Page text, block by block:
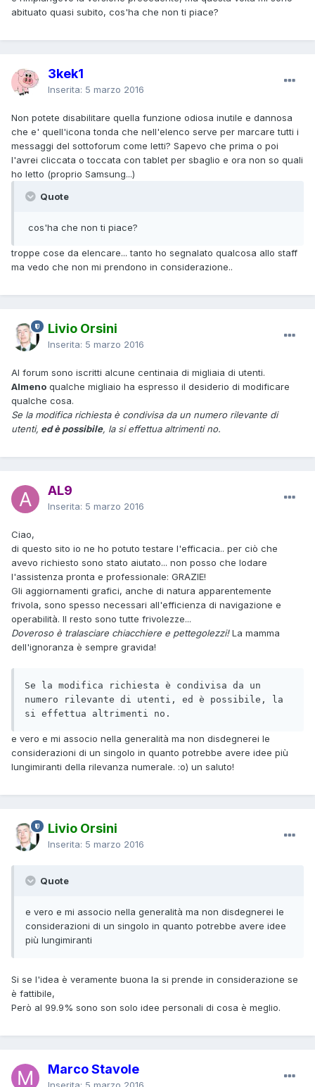
abituato quasi subito, cos'ha che non ti piace?
3kek1
Inserita: 5 marzo 2016
Non potete disabilitare quella funzione odiosa inutile e dannosa
che e' quell'icona tonda che nell'elenco serve per marcare tutti i
messaggi del sottoforum come letti? Sapevo che prima o poi
l'avrei cliccata o toccata con tablet per sbaglio e ora non so quali
ho letto (proprio Samsung...)
Quote
cos'ha che non ti piace?
troppe cose da elencare... tanto ho segnalato qualcosa allo staff
ma vedo che non mi prendono in considerazione..
Livio Orsini
Inserita: 5 marzo 2016
Al forum sono iscritti alcune centinaia di migliaia di utenti.
Almeno qualche migliaio ha espresso il desiderio di modificare
qualche cosa.
Se la modifica richiesta è condivisa da un numero rilevante di
utenti, ed è possibile, la si effettua altrimenti no.
AL9
Inserita: 5 marzo 2016
Ciao,
di questo sito io ne ho potuto testare l'efficacia.. per ciò che
avevo richiesto sono stato aiutato... non posso che lodare
l'assistenza pronta e professionale: GRAZIE!
Gli aggiornamenti grafici, anche di natura apparentemente
frivola, sono spesso necessari all'efficienza di navigazione e
operabilità. Il resto sono tutte frivolezze...
Doveroso è tralasciare chiacchiere e pettegolezzi!La mamma
dell'ignoranza è sempre gravida!
Se la modifica richiesta è condivisa da un
numero rilevante di utenti, ed è possibile, la
si effettua altrimenti no.
e vero e mi associo nella generalità ma non disdegnerei le
considerazioni di un singolo in quanto potrebbe avere idee più
lungimiranti della rilevanza numerale. :o) un saluto!
Livio Orsini
Inserita: 5 marzo 2016
Quote
e vero e mi associo nella generalità ma non disdegnerei le
considerazioni di un singolo in quanto potrebbe avere idee
più lungimiranti
Si se l'idea è veramente buona la si prende in considerazione se
è fattibile,
Però al 99.9% sono son solo idee personali di cosa è meglio.
Marco Stavole